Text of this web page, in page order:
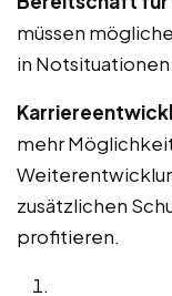
müssen
in
mehr
zusätzlichen
profitieren.